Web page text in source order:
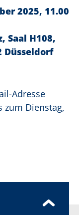
2025, 11.00
H108,
Düsseldorf
Adresse
zum Dienstag,